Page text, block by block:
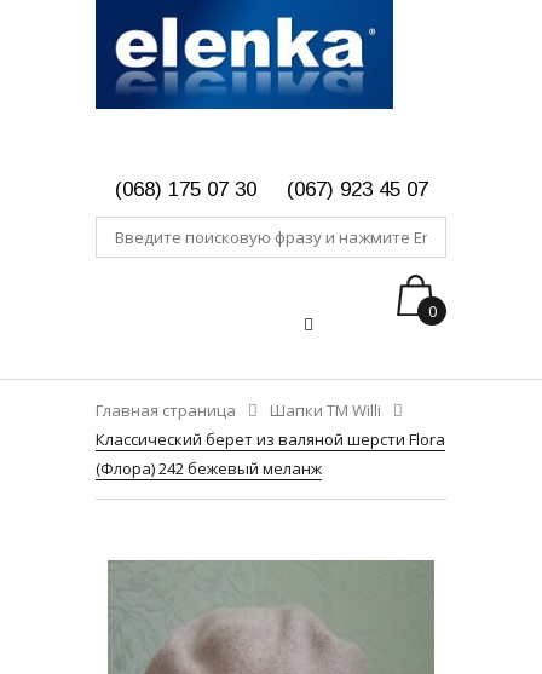
(068) 175 07 30 (067) 923 45 07
0
Главная страница
Шапки ТМ Willi
Классический берет из валяной шерсти Flora
(Флора) 242 бежевый меланж